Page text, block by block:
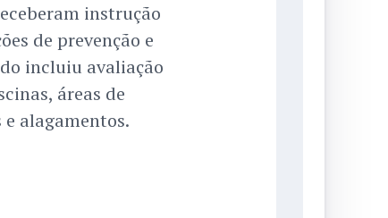
instrução
de prevenção e
incluiu avaliação
áreas de
alagamentos.